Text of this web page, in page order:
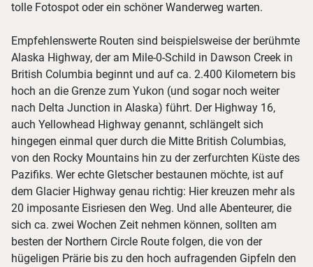
tolle Fotospot oder ein schöner Wanderweg warten.
Empfehlenswerte Routen sind beispielsweise der berühmte
Alaska Highway, der am Mile-0-Schild in Dawson Creek in
British Columbia beginnt und auf ca. 2.400 Kilometern bis
hoch an die Grenze zum Yukon (und sogar noch weiter
nach Delta Junction in Alaska) führt. Der Highway 16,
auch Yellowhead Highway genannt, schlängelt sich
hingegen einmal quer durch die Mitte British Columbias,
von den Rocky Mountains hin zu der zerfurchten Küste des
Pazifiks. Wer echte Gletscher bestaunen möchte, ist auf
dem Glacier Highway genau richtig: Hier kreuzen mehr als
20 imposante Eisriesen den Weg. Und alle Abenteurer, die
sich ca. zwei Wochen Zeit nehmen können, sollten am
besten der Northern Circle Route folgen, die von der
hügeligen Prärie bis zu den hoch aufragenden Gipfeln den